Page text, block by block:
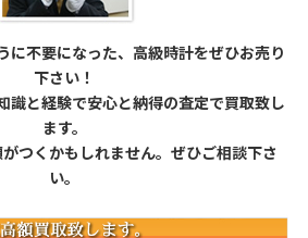
に不要になった、高級時計をぜひお売り
下さい！
識と経験で安心と納得の査定で買取致し
ます。
つくかもしれません。ぜひご相談下さ
い。